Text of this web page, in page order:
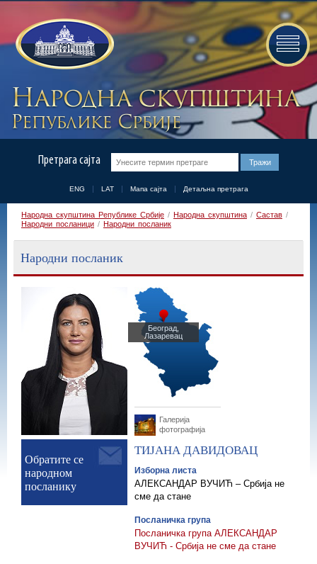
Претрага сајта
ENG LAT Мапа сајта Детаљна претрага
Народна скупштина Републике Србије / Народна скупштина / Састав /
Народни посланици / Народни посланик
Народни посланик
Обратите се
народном
посланику
Београд,
Лазаревац
Галерија
фотографија
ТИЈАНАДАВИДОВАЦ
Изборна листа
АЛЕКСАНДАР ВУЧИЋ – Србија не
сме да стане
Посланичка група
Посланичка група АЛЕКСАНДАР
ВУЧИЋ - Србија не сме да стане